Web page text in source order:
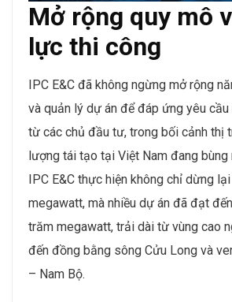
Mở rộng quy mô
lực thi công
IPC E&C đã không ngừng mở rộng
và quản lý dự án để đáp ứng yêu cầu
từ các chủ đầu tư, trong bối cảnh thị
lượng tái tạo tại Việt Nam đang bùng
IPC E&C thực hiện không chỉ dừng
megawatt, mà nhiều dự án đã đạt
trăm megawatt, trải dài từ vùng cao
đến đồng bằng sông Cửu Long và
– Nam Bộ.